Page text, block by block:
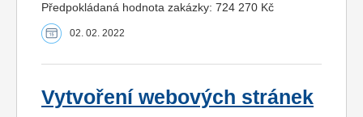
Předpokládaná hodnota zakázky: 724 270 Kč
02. 02. 2022
Vytvoření webových stránek